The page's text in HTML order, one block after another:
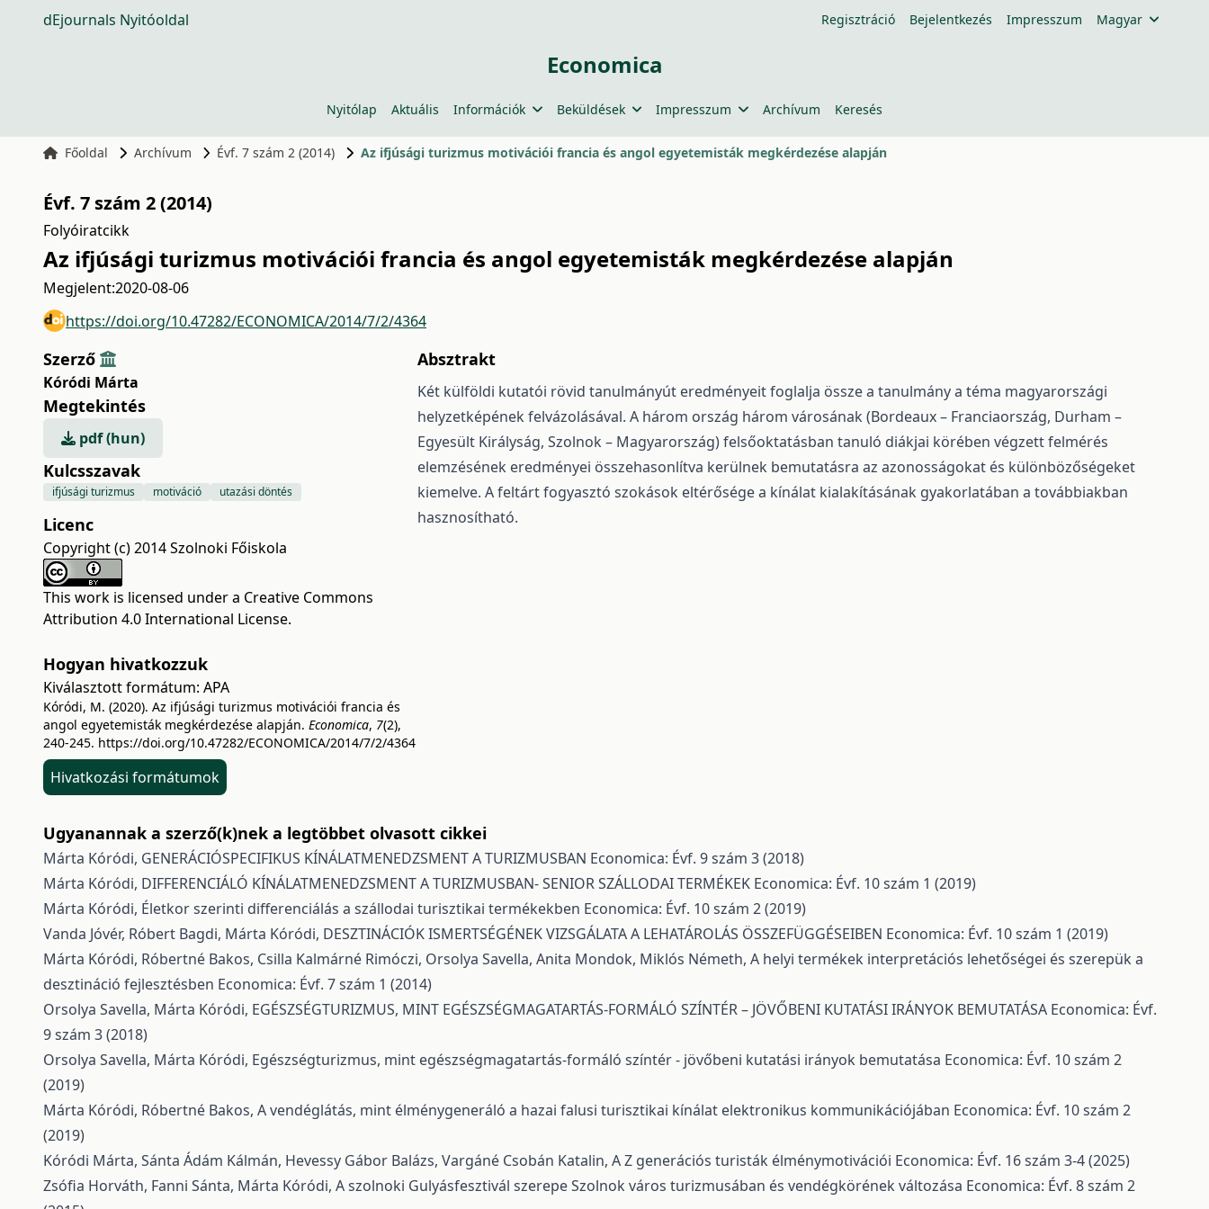
dEjournals Nyitóoldal Regisztráció Bejelentkezés Impresszum Magyar
Economica
Nyitólap Aktuális Információk Beküldések Impresszum Archívum Keresés
Főoldal Archívum Évf. 7 szám 2 (2014) Az ifjúsági turizmus motivációi francia és angol egyetemisták megkérdezése alapján
Évf. 7 szám 2 (2014)
Folyóiratcikk
Az ifjúsági turizmus motivációi francia és angol egyetemisták megkérdezése alapján
Megjelent:2020-08-06
https://doi.org/10.47282/ECONOMICA/2014/7/2/4364
Szerző
Kóródi Márta
Megtekintés
pdf (hun)
Kulcsszavak
ifjúsági turizmus motiváció utazási döntés
Licenc
Copyright (c) 2014 Szolnoki Főiskola
This work is licensed under a Creative Commons
Attribution 4.0 International License.
Hogyan hivatkozzuk
Kiválasztott formátum: APA
Kóródi, M. (2020). Az ifjúsági turizmus motivációi francia és
angol egyetemisták megkérdezése alapján. Economica, 7(2),
240-245. https://doi.org/10.47282/ECONOMICA/2014/7/2/4364
Hivatkozási formátumok
Absztrakt
Két külföldi kutatói rövid tanulmányút eredményeit foglalja össze a tanulmány a téma magyarországi
helyzetképének felvázolásával. A három ország három városának (Bordeaux – Franciaország, Durham –
Egyesült Királyság, Szolnok – Magyarország) felsőoktatásban tanuló diákjai körében végzett felmérés
elemzésének eredményei összehasonlítva kerülnek bemutatásra az azonosságokat és különbözőségeket
kiemelve. A feltárt fogyasztó szokások eltérősége a kínálat kialakításának gyakorlatában a továbbiakban
hasznosítható.
Ugyanannak a szerző(k)nek a legtöbbet olvasott cikkei
Márta Kóródi, GENERÁCIÓSPECIFIKUS KÍNÁLATMENEDZSMENT A TURIZMUSBAN Economica: Évf. 9 szám 3 (2018)
Márta Kóródi, DIFFERENCIÁLÓ KÍNÁLATMENEDZSMENT A TURIZMUSBAN- SENIOR SZÁLLODAI TERMÉKEK Economica: Évf. 10 szám 1 (2019)
Márta Kóródi, Életkor szerinti differenciálás a szállodai turisztikai termékekben Economica: Évf. 10 szám 2 (2019)
Vanda Jóvér, Róbert Bagdi, Márta Kóródi, DESZTINÁCIÓK ISMERTSÉGÉNEK VIZSGÁLATA A LEHATÁROLÁS ÖSSZEFÜGGÉSEIBEN Economica: Évf. 10 szám 1 (2019)
Márta Kóródi, Róbertné Bakos, Csilla Kalmárné Rimóczi, Orsolya Savella, Anita Mondok, Miklós Németh, A helyi termékek interpretációs lehetőségei és szerepük a
desztináció fejlesztésben Economica: Évf. 7 szám 1 (2014)
Orsolya Savella, Márta Kóródi, EGÉSZSÉGTURIZMUS, MINT EGÉSZSÉGMAGATARTÁS-FORMÁLÓ SZÍNTÉR – JÖVŐBENI KUTATÁSI IRÁNYOK BEMUTATÁSA Economica: Évf.
9 szám 3 (2018)
Orsolya Savella, Márta Kóródi, Egészségturizmus, mint egészségmagatartás-formáló színtér - jövőbeni kutatási irányok bemutatása Economica: Évf. 10 szám 2
(2019)
Márta Kóródi, Róbertné Bakos, A vendéglátás, mint élménygeneráló a hazai falusi turisztikai kínálat elektronikus kommunikációjában Economica: Évf. 10 szám 2
(2019)
Kóródi Márta, Sánta Ádám Kálmán, Hevessy Gábor Balázs, Vargáné Csobán Katalin, A Z generációs turisták élménymotivációi Economica: Évf. 16 szám 3-4 (2025)
Zsófia Horváth, Fanni Sánta, Márta Kóródi, A szolnoki Gulyásfesztivál szerepe Szolnok város turizmusában és vendégkörének változása Economica: Évf. 8 szám 2